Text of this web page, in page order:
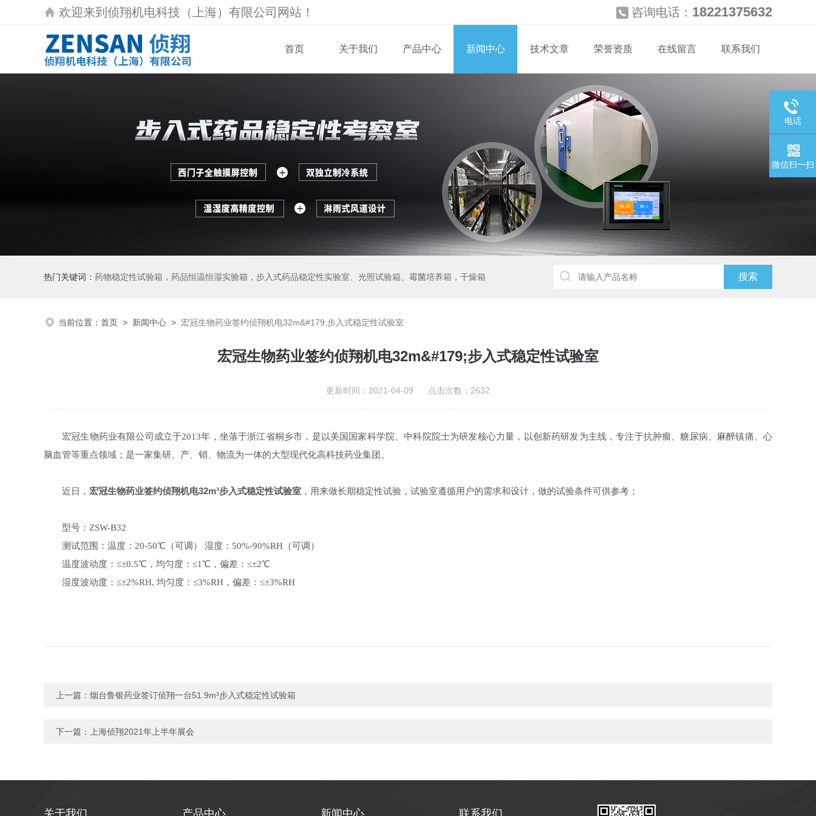
欢迎来到 侦翔机电科技（上海）有限公司 网站！ 咨询电话： 18221375632
首页 关于我们 产品中心 新闻中心 技术文章 荣誉资质 在线留言 联系我们
热门关键词： 药物稳定性试验箱，药品恒温恒湿实验箱，步入式药品稳定性实验室、光照试验箱、霉菌培养箱，干燥箱
当前位置： 首页 > 新闻中心 > 宏冠生物药业签约侦翔机电32m&#179;步入式稳定性试验室
宏冠生物药业签约侦翔机电32m&#179;步入式稳定性试验室
更新时间：2021-04-09 点击次数：2632
宏冠生物药业有限公司成立于2013年，坐落于浙江省桐乡市，是以美国国家科学院、中科院院士为研发核心力量，以创新药研发为主线，专注于抗肿瘤、糖尿病、麻醉镇痛、心
脑血管等重点领域；是一家集研、产、销、物流为一体的大型现代化高科技药业集团。
近日， 宏冠生物药业签约侦翔机电32m³步入式稳定性试验室 ，用来做长期稳定性试验，试验室遵循用户的需求和设计，做的试验条件可供参考；
型号： ZSW-B32
测试范围：温度： 20-50℃（可调） 湿度：50%-90%RH（可调）
温度波动度： ≤±0.5℃，均匀度：≤1℃，偏差：≤±2℃
湿度波动度：≤±2%RH, 均匀度：≤3%RH，偏差：≤±3%RH
上一篇： 烟台鲁银药业签订侦翔一台51.9m³步入式稳定性试验箱
下一篇： 上海侦翔2021年上半年展会
关于我们 产品中心 新闻中心 联系我们
电话
微信扫一扫